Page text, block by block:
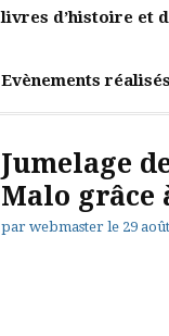
livres d’histoire et
Evènements réalisés
Jumelage
Malo grâce
par webmaster le 29